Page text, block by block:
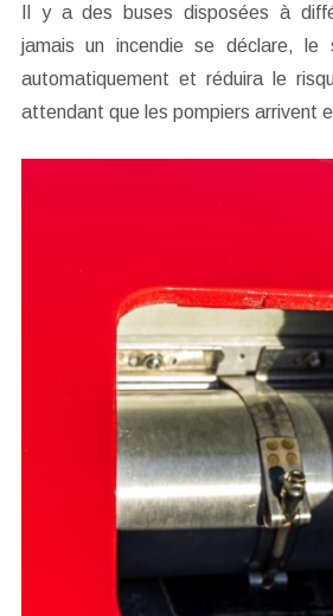
Il y a des buses disposées à
jamais un incendie se déclare, le
automatiquement et réduira le
attendant que les pompiers arrivent